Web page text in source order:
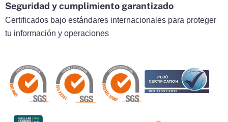
Seguridad y cumplimiento garantizado
Certificados bajo estándares internacionales para proteger
tu información y operaciones